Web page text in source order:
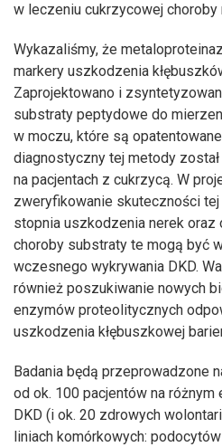
w leczeniu cukrzycowej choroby
Wykazaliśmy, że
markery uszkodzenia
Zaprojektowano i
substraty peptydowe do
w moczu, które są
diagnostyczny tej metody
na pacjentach z cukrzycą. W
zweryfikowanie skuteczności
stopnia uszkodzenia nerek oraz
choroby substraty te mogą być
wczesnego wykrywania DKD.
również poszukiwanie nowych
enzymów proteolitycznych
uszkodzenia kłębuszkowej
Badania będą przeprowadzone
od ok. 100 pacjentów na
DKD (i ok. 20 zdrowych
liniach komórkowych: